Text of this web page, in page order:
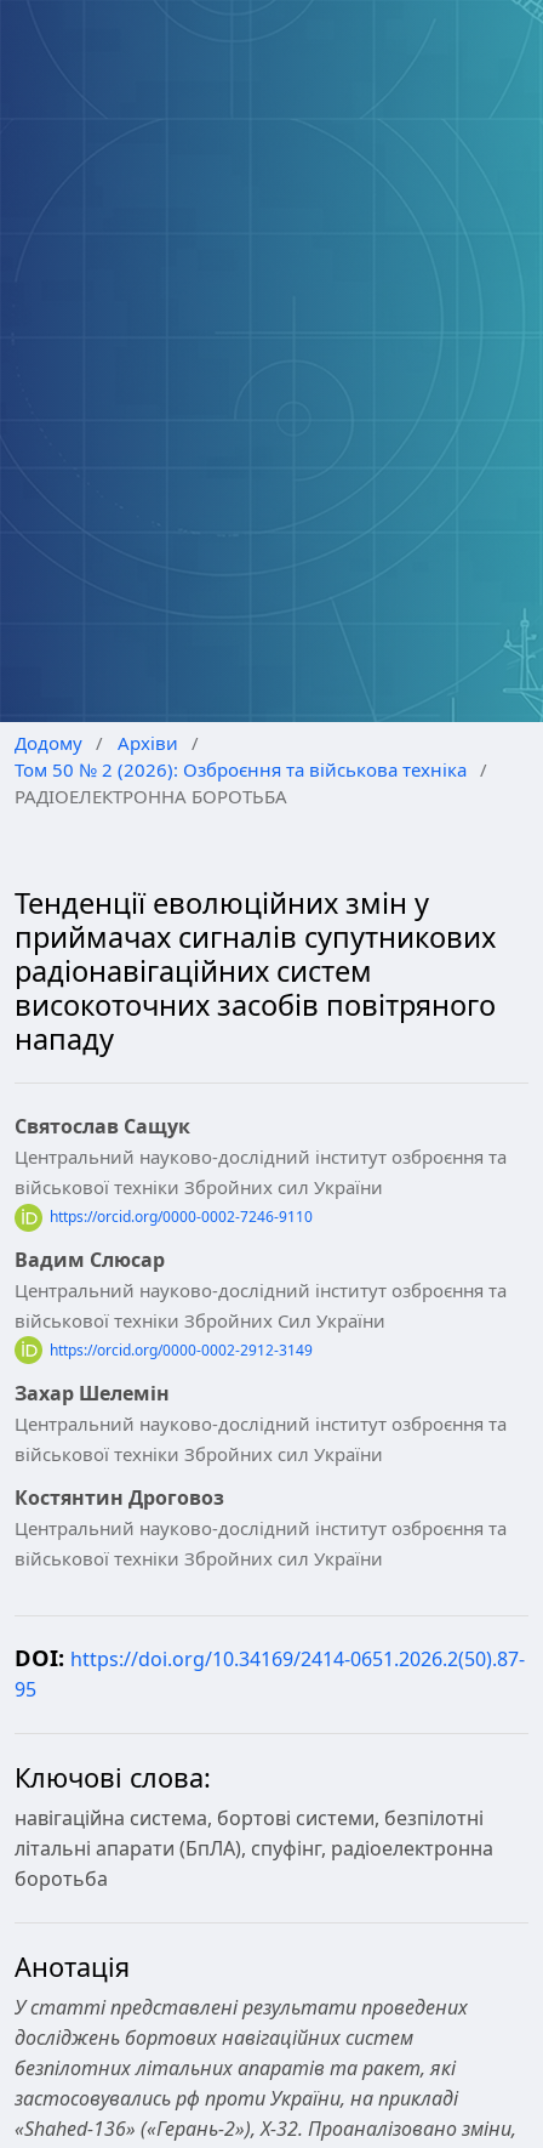
Додому / Архіви
/
Том 50 № 2 (2026): Озброєння та військова техніка /
РАДІОЕЛЕКТРОННА БОРОТЬБА
Тенденції еволюційних змін у
приймачах сигналів супутникових
радіонавігаційних систем
високоточних засобів повітряного
нападу
Святослав Сащук
Центральний науково-дослідний інститут озброєння та
військової техніки Збройних сил України
https://orcid.org/0000-0002-7246-9110
Вадим Слюсар
Центральний науково-дослідний інститут озброєння та
військової техніки Збройних Сил України
https://orcid.org/0000-0002-2912-3149
Захар Шелемін
Центральний науково-дослідний інститут озброєння та
військової техніки Збройних сил України
Костянтин Дроговоз
Центральний науково-дослідний інститут озброєння та
військової техніки Збройних сил України
DOI: https://doi.org/10.34169/2414-0651.2026.2(50).87-
95
Ключові слова:
навігаційна система, бортові системи, безпілотні
літальні апарати (БпЛА), спуфінг, радіоелектронна
боротьба
Анотація
У статті представлені результати проведених
досліджень бортових навігаційних систем
безпілотних літальних апаратів та ракет, які
застосовувались рф проти України, на прикладі
«Shahed-136» («Герань-2»), Х-32. Проаналізовано зміни,